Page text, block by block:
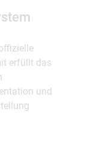
erfüllt das
und